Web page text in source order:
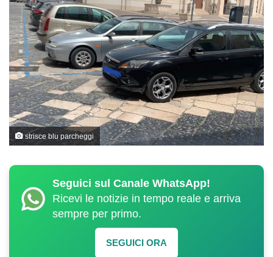
strisce blu parcheggi
Seguici sul Canale WhatsApp!
Ricevi le notizie in tempo reale e arriva
sempre per primo.
SEGUICI ORA